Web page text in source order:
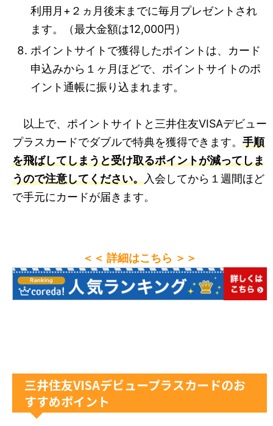
利用月+２ヵ月後末までに毎月プレゼントされ
ます。（最大金額は12,000円）
ポイントサイトで獲得したポイントは、カード
申込みから１ヶ月ほどで、ポイントサイトのポ
イント通帳に振り込まれます。
以上で、ポイントサイトと三井住友VISAデビュー
プラスカードでダブルで特典を獲得できます。 手順
を飛ばしてしまうと受け取るポイントが減ってしま
うので注意してください。入会してから１週間ほど
で手元にカードが届きます。
＜＜ 詳細はこちら ＞＞
三井住友VISAデビュープラスカードのお
すすめポイント